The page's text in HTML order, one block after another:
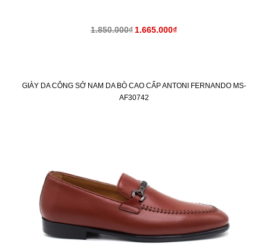
1.850.000₫ 1.665.000₫
GIÀY DA CÔNG SỞ NAM DA BÒ CAO CẤP ANTONI FERNANDO MS-
AF30742